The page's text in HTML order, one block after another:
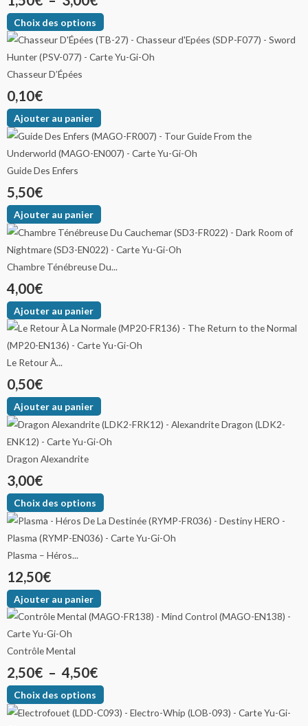
Choix des options
Chasseur D’Épées
0,10€
Ajouter au panier
Guide Des Enfers
5,50€
Ajouter au panier
Chambre Ténébreuse Du...
4,00€
Ajouter au panier
Le Retour À...
0,50€
Ajouter au panier
Dragon Alexandrite
3,00€
Choix des options
Plasma – Héros...
12,50€
Ajouter au panier
Contrôle Mental
2,50€ – 4,50€
Choix des options